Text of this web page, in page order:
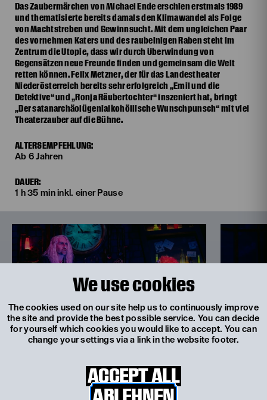
We use cookies
The cookies used on our site help us to continuously improve
the site and provide the best possible service. You can decide
for yourself which cookies you would like to accept. You can
change your settings via a link in the website footer.
ACCEPT ALL
Das Zaubermärchen von Michael Ende erschien erstmals 1989
und thematisierte bereits damals den Klimawandel als Folge
von Machtstreben und Gewinnsucht. Mit dem ungleichen Paar
des vornehmen Katers und des raubeinigen Raben steht im
Zentrum die Utopie, dass wir durch Überwindung von
Gegensätzen neue Freunde finden und gemeinsam die Welt
retten können. Felix Metzner, der für das Landestheater
Niederösterreich bereits sehr erfolgreich „Emil und die
Detektive“ und „Ronja Räubertochter“ inszeniert hat, bringt
„Der satanarchäolügenialkohöllische Wunschpunsch“ mit viel
Theaterzauber auf die Bühne.
ALTERSEMPFEHLUNG:
Ab 6 Jahren
DAUER:
1 h 35 min inkl. einer Pause